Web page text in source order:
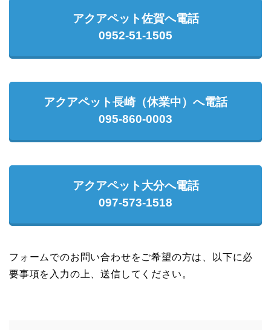
アクアペット佐賀へ電話
0952-51-1505
アクアペット長崎（休業中）へ電話
095-860-0003
アクアペット大分へ電話
097-573-1518
フォームでのお問い合わせをご希望の方は、以下に必
要事項を入力の上、送信してください。